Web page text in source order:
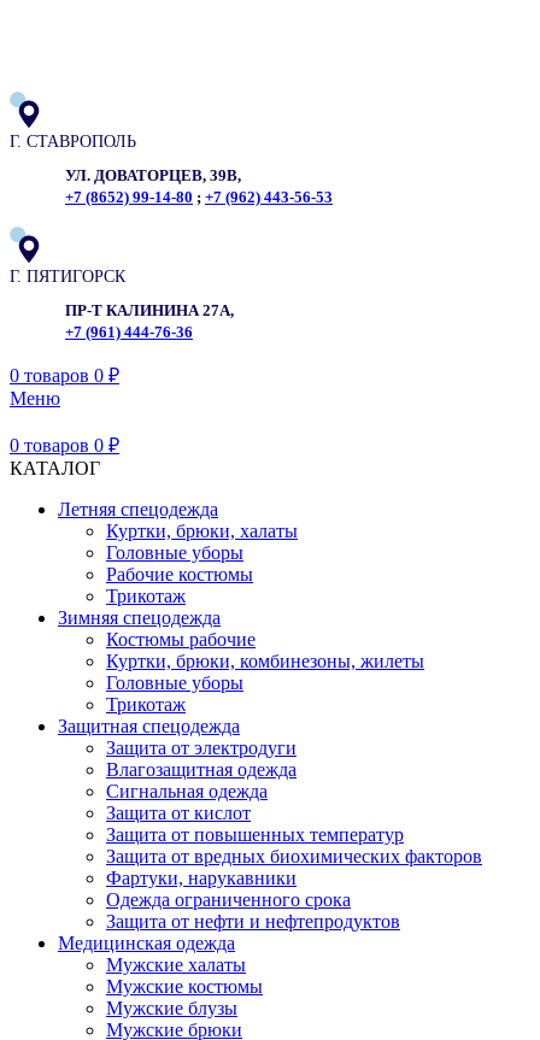
Г. СТАВРОПОЛЬ
УЛ. ДОВАТОРЦЕВ, 39В,
+7 (8652) 99-14-80 ; +7 (962) 443-56-53
Г. ПЯТИГОРСК
ПР-Т КАЛИНИНА 27А,
+7 (961) 444-76-36
0 товаров 0 ₽
Меню
0 товаров 0 ₽
КАТАЛОГ
Летняя спецодежда
Куртки, брюки, халаты
Головные уборы
Рабочие костюмы
Трикотаж
Зимняя спецодежда
Костюмы рабочие
Куртки, брюки, комбинезоны, жилеты
Головные уборы
Трикотаж
Защитная спецодежда
Защита от электродуги
Влагозащитная одежда
Сигнальная одежда
Защита от кислот
Защита от повышенных температур
Защита от вредных биохимических факторов
Фартуки, нарукавники
Одежда ограниченного срока
Защита от нефти и нефтепродуктов
Медицинская одежда
Мужские халаты
Мужские костюмы
Мужские блузы
Мужские брюки